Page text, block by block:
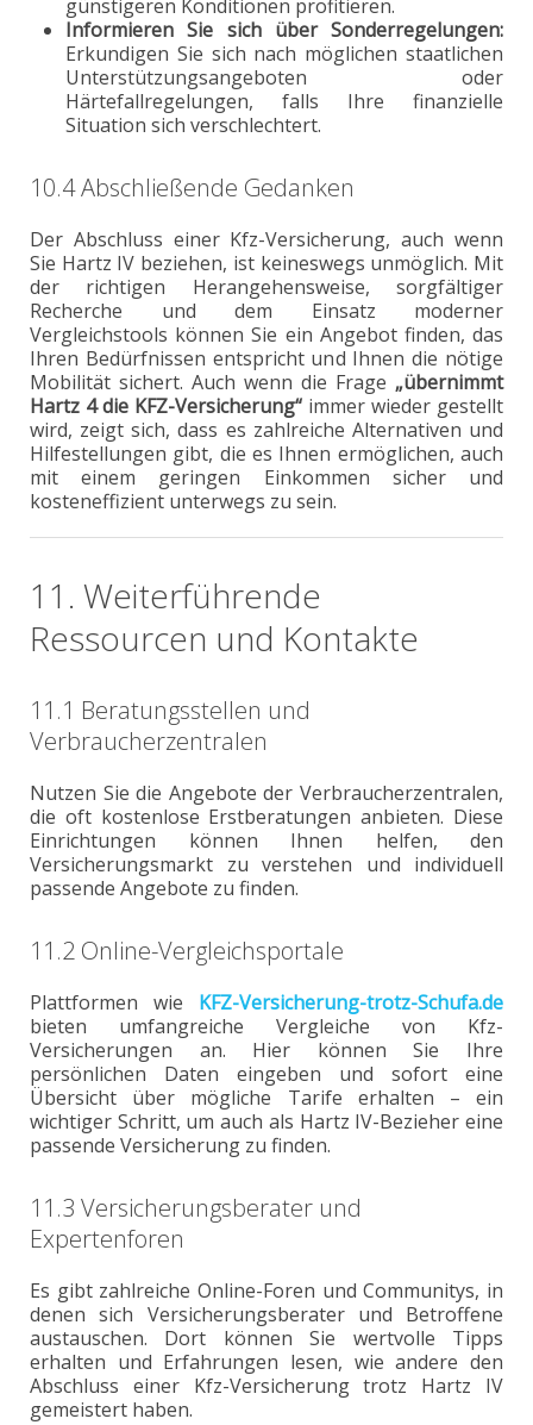
günstigeren Konditionen profitieren.
Informieren Sie sich über Sonderregelungen:
Erkundigen Sie sich nach möglichen staatlichen
Unterstützungsangeboten oder
Härtefallregelungen, falls Ihre finanzielle
Situation sich verschlechtert.
10.4 Abschließende Gedanken
Der Abschluss einer Kfz-Versicherung, auch wenn
Sie Hartz IV beziehen, ist keineswegs unmöglich. Mit
der richtigen Herangehensweise, sorgfältiger
Recherche und dem Einsatz moderner
Vergleichstools können Sie ein Angebot finden, das
Ihren Bedürfnissen entspricht und Ihnen die nötige
Mobilität sichert. Auch wenn die Frage „übernimmt
Hartz 4 die KFZ-Versicherung“ immer wieder gestellt
wird, zeigt sich, dass es zahlreiche Alternativen und
Hilfestellungen gibt, die es Ihnen ermöglichen, auch
mit einem geringen Einkommen sicher und
kosteneffizient unterwegs zu sein.
11. Weiterführende
Ressourcen und Kontakte
11.1 Beratungsstellen und
Verbraucherzentralen
Nutzen Sie die Angebote der Verbraucherzentralen,
die oft kostenlose Erstberatungen anbieten. Diese
Einrichtungen können Ihnen helfen, den
Versicherungsmarkt zu verstehen und individuell
passende Angebote zu finden.
11.2 Online-Vergleichsportale
Plattformen wie KFZ-Versicherung-trotz-Schufa.de
bieten umfangreiche Vergleiche von Kfz-
Versicherungen an. Hier können Sie Ihre
persönlichen Daten eingeben und sofort eine
Übersicht über mögliche Tarife erhalten – ein
wichtiger Schritt, um auch als Hartz IV-Bezieher eine
passende Versicherung zu finden.
11.3 Versicherungsberater und
Expertenforen
Es gibt zahlreiche Online-Foren und Communitys, in
denen sich Versicherungsberater und Betroffene
austauschen. Dort können Sie wertvolle Tipps
erhalten und Erfahrungen lesen, wie andere den
Abschluss einer Kfz-Versicherung trotz Hartz IV
gemeistert haben.